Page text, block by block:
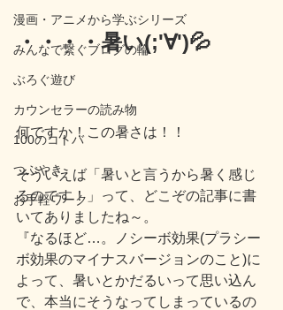
漫画・アニメから学ぶシリーズ
みんなで繋ぐブログの輪
ぶろぐ遊び
カウンセラーの読み物
100のコトバ
つぶやき
お手軽ワーク
・・・・暑い(;'∀')💦
何ですか！この暑さは！！
そういえば「暑いと言うから暑く感じ
るのです！」って、どこぞの記事に書
いてありましたね～。
『なるほど…。ノシーボ効果(プラシー
ボ効果のマイナスバージョンのこと)に
よって、暑いとかだるいって思い込ん
で、本当にそうなってしまっているの